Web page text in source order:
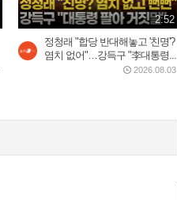
15:23
5시간 밤샘 '필버' 나경
원…"IMF에 이은 JMF...
2026.07.30
2:52
정청래 "합당 반대해놓고 '친명'?
염치 없어"…강득구 "李대통령...
2026.08.03